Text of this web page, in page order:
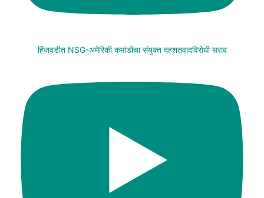
हिंजवडीत NSG-अमेरिकी कमांडोंचा संयुक्त दहशतवादविरोधी सराव